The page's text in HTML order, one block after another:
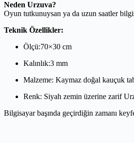
Neden Urzuva?
Oyun tutkunuysan ya da uzun saatler
Teknik Özellikler:
Ölçü:70×30 cm
Kalınlık:3 mm
Malzeme: Kaymaz doğal kauçuk
Renk: Siyah zemin üzerine zarif
Bilgisayar başında geçirdiğin zamanı